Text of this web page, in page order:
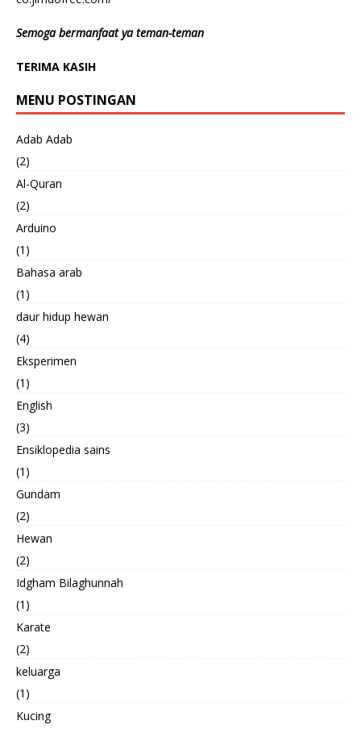
Semoga bermanfaat ya teman-teman
TERIMA KASIH
MENU POSTINGAN
Adab Adab
(2)
Al-Quran
(2)
Arduino
(1)
Bahasa arab
(1)
daur hidup hewan
(4)
Eksperimen
(1)
English
(3)
Ensiklopedia sains
(1)
Gundam
(2)
Hewan
(2)
Idgham Bilaghunnah
(1)
Karate
(2)
keluarga
(1)
Kucing